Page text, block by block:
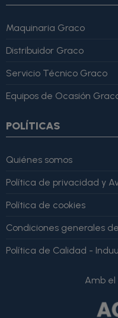
Maquinaria Graco
Distribuidor Graco
Servicio Técnico Graco
Equipos de Ocasión
POLÍTICAS
Quiénes somos
Política de privacidad y
Política de cookies
Condiciones generales
Política de Calidad -
Amb el